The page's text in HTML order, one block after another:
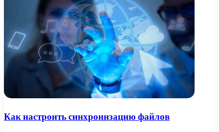
Как настроить синхронизацию файлов